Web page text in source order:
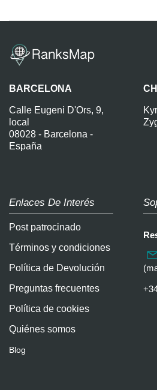
BARCELONA
Calle Eugeni D'Ors, 9,
local
08028 - Barcelona -
España
Enlaces De Interés
Post patrocinado
Términos y condiciones
Política de Devolución
Preguntas frecuentes
Política de cookies
Quiénes somos
Blog